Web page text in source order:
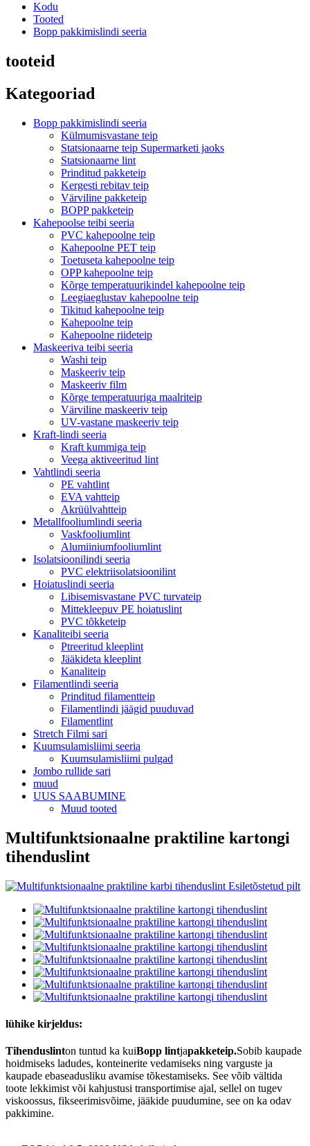
Kodu
Tooted
Bopp pakkimislindi seeria
tooteid
Kategooriad
Bopp pakkimislindi seeria
Külmumisvastane teip
Statsionaarne teip Supermarketi jaoks
Statsionaarne lint
Prinditud pakketeip
Kergesti rebitav teip
Värviline pakketeip
BOPP pakketeip
Kahepoolse teibi seeria
PVC kahepoolne teip
Kahepoolne PET teip
Toetuseta kahepoolne teip
OPP kahepoolne teip
Kõrge temperatuurikindel kahepoolne teip
Leegiaeglustav kahepoolne teip
Tikitud kahepoolne teip
Kahepoolne teip
Kahepoolne riideteip
Maskeeriva teibi seeria
Washi teip
Maskeeriv teip
Maskeeriv film
Kõrge temperatuuriga maalriteip
Värviline maskeeriv teip
UV-vastane maskeeriv teip
Kraft-lindi seeria
Kraft kummiga teip
Veega aktiveeritud lint
Vahtlindi seeria
PE vahtlint
EVA vahtteip
Akrüülvahtteip
Metallfooliumlindi seeria
Vaskfooliumlint
Alumiiniumfooliumlint
Isolatsioonilindi seeria
PVC elektriisolatsioonilint
Hoiatuslindi seeria
Libisemisvastane PVC turvateip
Mittekleepuv PE hoiatuslint
PVC tõkketeip
Kanaliteibi seeria
Ptreeritud kleeplint
Jääkideta kleeplint
Kanaliteip
Filamentlindi seeria
Prinditud filamentteip
Filamentlindi jäägid puuduvad
Filamentlint
Stretch Filmi sari
Kuumsulamisliimi seeria
Kuumsulamisliimi pulgad
Jombo rullide sari
muud
UUS SAABUMINE
Muud tooted
Multifunktsionaalne praktiline kartongi
tihenduslint
lühike kirjeldus:
Tihenduslinton tuntud ka kuiBopp lintjapakketeip.Sobib kaupade
hoidmiseks ladudes, konteinerite vedamiseks ning varguste ja
kaupade ebaseadusliku avamise tõkestamiseks. See võib vältida
toote lekkimist või kahjustusi transportimise ajal, sellel on tugev
viskoossus, fikseerimisvõime, jääkide puudumine, see on ka odav
pakkimine.